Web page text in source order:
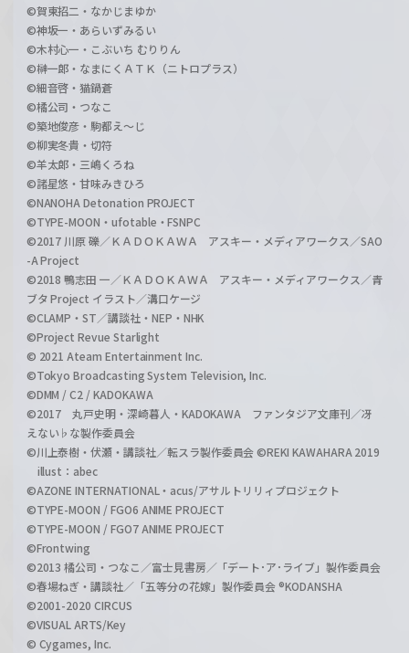
©賀東招二・なかじまゆか
©神坂一・あらいずみるい
©木村心一・こぶいち むりりん
©榊一郎・なまにくＡＴＫ（ニトロプラス）
©細音啓・猫鍋蒼
©橘公司・つなこ
©築地俊彦・駒都え～じ
©柳実冬貴・切符
©羊太郎・三嶋くろね
©諸星悠・甘味みきひろ
©NANOHA Detonation PROJECT
©TYPE-MOON・ufotable・FSNPC
©2017 川原 礫／ＫＡＤＯＫＡＷＡ アスキー・メディアワークス／SAO
-A Project
©2018 鴨志田 一／ＫＡＤＯＫＡＷＡ アスキー・メディアワークス／青
ブタ Project イラスト／溝口ケージ
©CLAMP・ST／講談社・NEP・NHK
©Project Revue Starlight
© 2021 Ateam Entertainment Inc.
©Tokyo Broadcasting System Television, Inc.
©DMM / C2 / KADOKAWA
©2017 丸戸史明・深崎暮人・KADOKAWA ファンタジア文庫刊／冴
えない♭な製作委員会
©川上泰樹・伏瀬・講談社／転スラ製作委員会 ©REKI KAWAHARA 2019
illust：abec
©AZONE INTERNATIONAL・acus/アサルトリリィプロジェクト
©TYPE-MOON / FGO6 ANIME PROJECT
©TYPE-MOON / FGO7 ANIME PROJECT
©Frontwing
©2013 橘公司・つなこ／富士見書房／「デート･ア･ライブ」製作委員会
©春場ねぎ・講談社／「五等分の花嫁」製作委員会 ®KODANSHA
©2001-2020 CIRCUS
©VISUAL ARTS/Key
© Cygames, Inc.